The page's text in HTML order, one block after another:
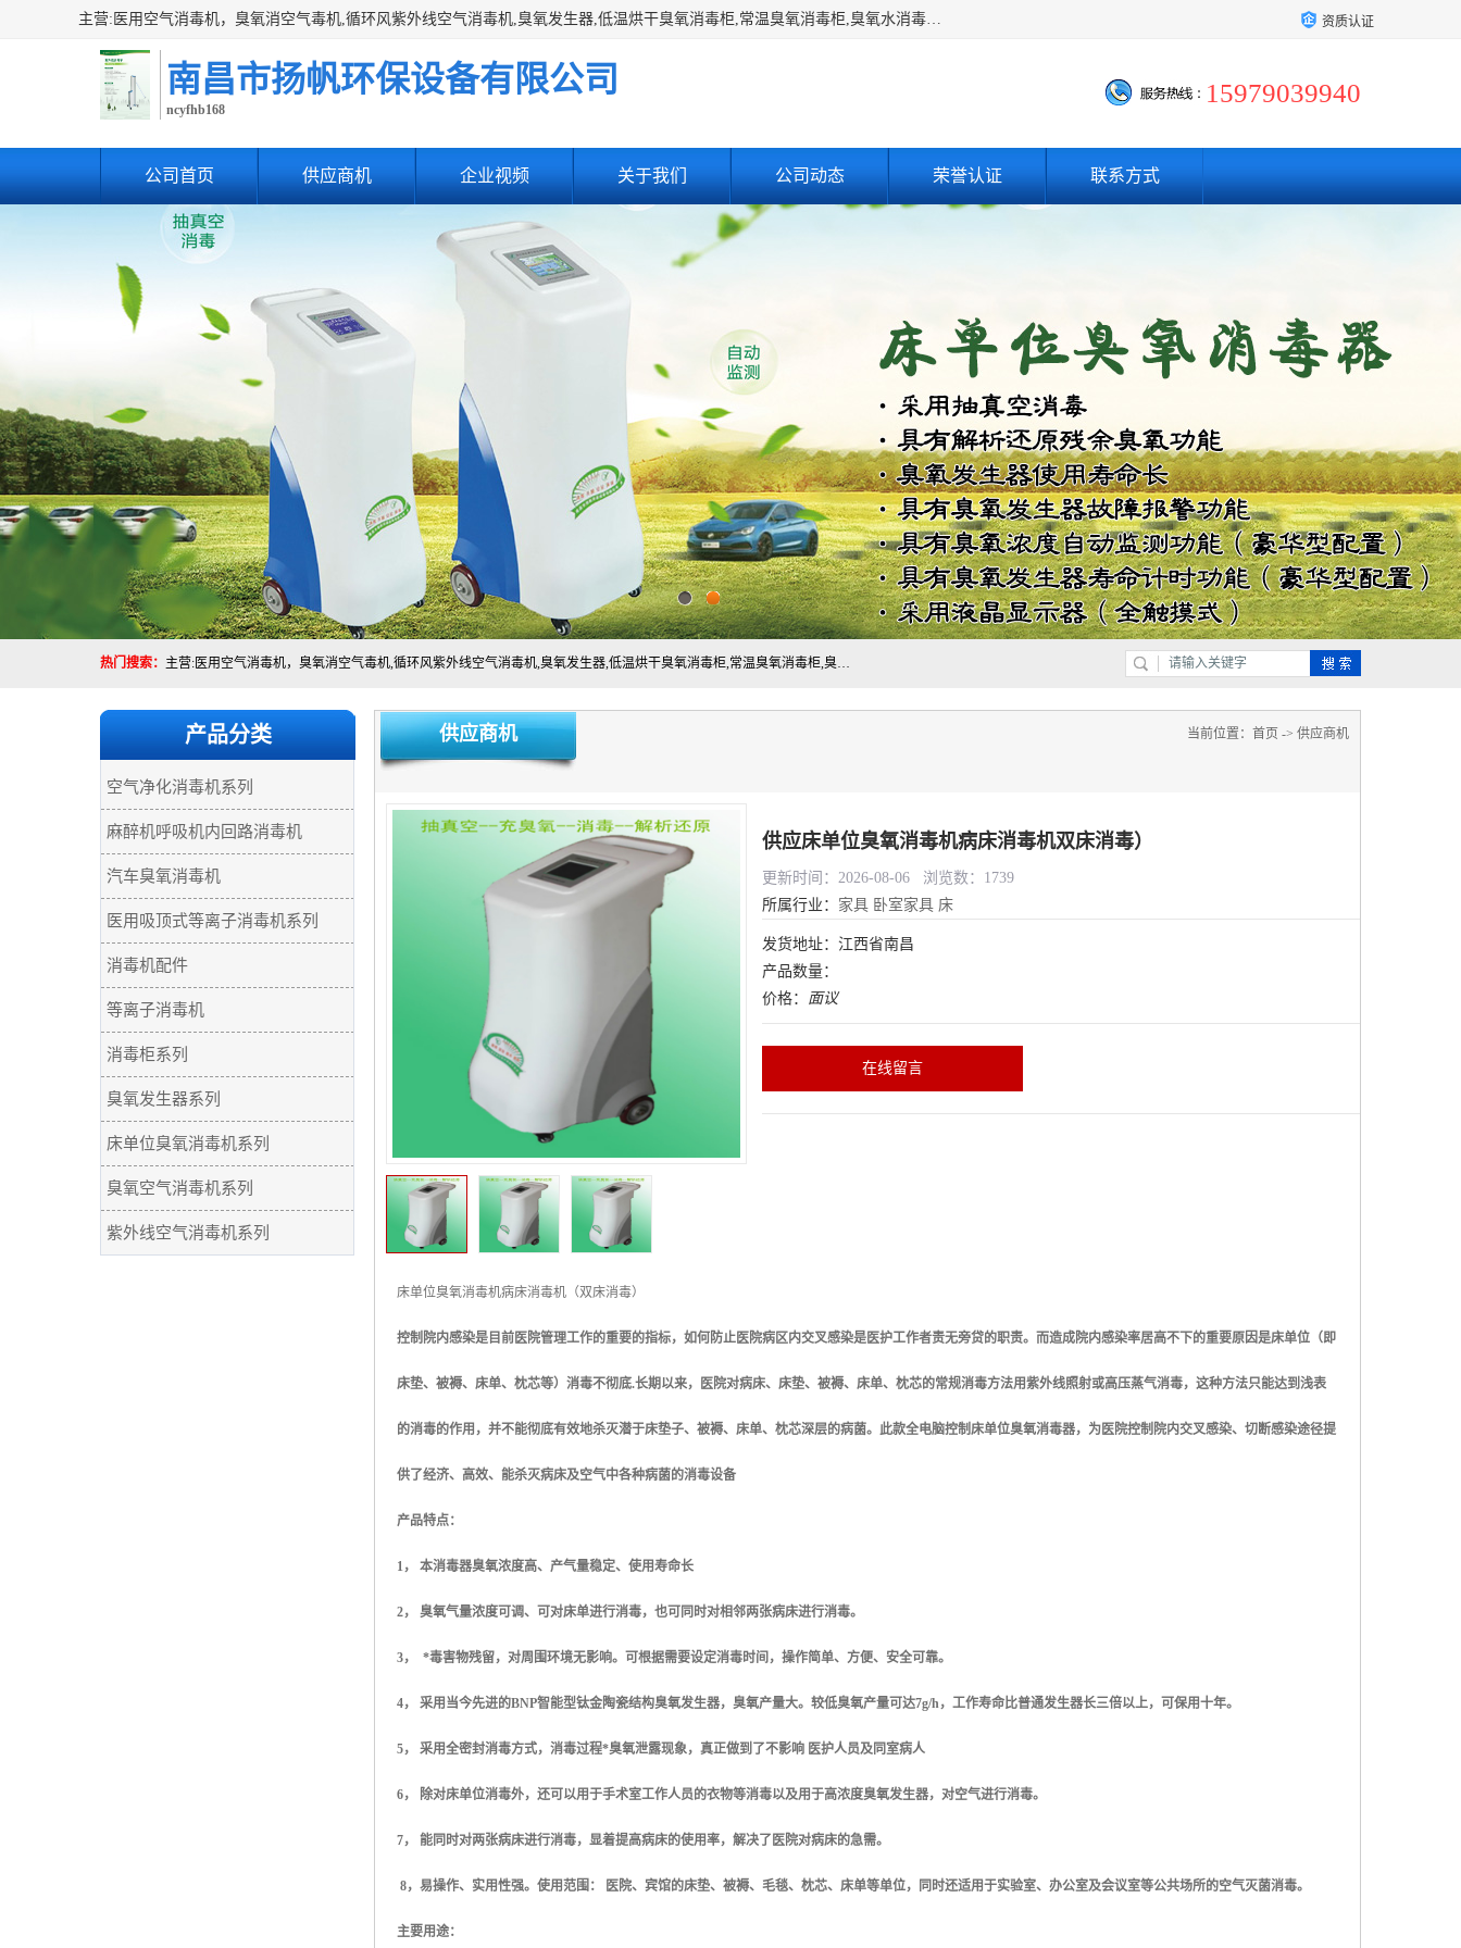
主营:医用空气消毒机，臭氧消空气毒机,循环风紫外线空气消毒机,臭氧发生器,低温烘干臭氧消毒柜,常温臭氧消毒柜,臭氧水消毒机,管道容器臭氧消毒机,内置式臭氧消毒机,外置式臭氧消毒机,床单位臭氧消毒器。医用工作服灭菌柜，医用拖鞋消毒柜,麻醉机内管路消毒机，呼吸机回路消毒机 资质认证
南昌市扬帆环保设备有限公司
ncyfhb168
15979039940
公司首页 供应商机 企业视频 关于我们 公司动态 荣誉认证 联系方式
热门搜索： 主营:医用空气消毒机，臭氧消空气毒机,循环风紫外线空气消毒机,臭氧发生器,低温烘干臭氧消毒柜,常温臭氧消毒柜,臭氧水消毒机,管道容器臭氧消毒机,内置式臭氧消毒机,外置式臭氧消毒机,床单位臭氧消毒器。医用工作服灭菌柜，医用拖鞋消毒柜,麻醉机内管路消毒机，呼吸机回路消毒机
产品分类
空气净化消毒机系列
麻醉机呼吸机内回路消毒机
汽车臭氧消毒机
医用吸顶式等离子消毒机系列
消毒机配件
等离子消毒机
消毒柜系列
臭氧发生器系列
床单位臭氧消毒机系列
臭氧空气消毒机系列
紫外线空气消毒机系列
供应商机 当前位置： 首页 -> 供应商机
供应床单位臭氧消毒机病床消毒机双床消毒）
更新时间：2026-08-06 浏览数：1739
所属行业： 家具 卧室家具 床
发货地址：江西省南昌
产品数量：
价格： 面议
在线留言
床单位臭氧消毒机病床消毒机（双床消毒）
控制院内感染是目前医院管理工作的重要的指标，如何防止医院病区内交叉感染是医护工作者责无旁贷的职责。而造成院内感染率居高不下的重要原因是床单位（即
床垫、被褥、床单、枕芯等）消毒不彻底.长期以来，医院对病床、床垫、被褥、床单、枕芯的常规消毒方法用紫外线照射或高压蒸气消毒，这种方法只能达到浅表
的消毒的作用，并不能彻底有效地杀灭潜于床垫子、被褥、床单、枕芯深层的病菌。此款全电脑控制床单位臭氧消毒器，为医院控制院内交叉感染、切断感染途径提
供了经济、高效、能杀灭病床及空气中各种病菌的消毒设备
产品特点：
1， 本消毒器臭氧浓度高、产气量稳定、使用寿命长
2， 臭氧气量浓度可调、可对床单进行消毒，也可同时对相邻两张病床进行消毒。
3， *毒害物残留，对周围环境无影响。可根据需要设定消毒时间，操作简单、方便、安全可靠。
4， 采用当今先进的BNP智能型钛金陶瓷结构臭氧发生器，臭氧产量大。较低臭氧产量可达7g/h，工作寿命比普通发生器长三倍以上，可保用十年。
5， 采用全密封消毒方式，消毒过程*臭氧泄露现象，真正做到了不影响 医护人员及同室病人
6， 除对床单位消毒外，还可以用于手术室工作人员的衣物等消毒以及用于高浓度臭氧发生器，对空气进行消毒。
7， 能同时对两张病床进行消毒，显着提高病床的使用率，解决了医院对病床的急需。
8，易操作、实用性强。使用范围： 医院、宾馆的床垫、被褥、毛毯、枕芯、床单等单位，同时还适用于实验室、办公室及会议室等公共场所的空气灭菌消毒。
主要用途：